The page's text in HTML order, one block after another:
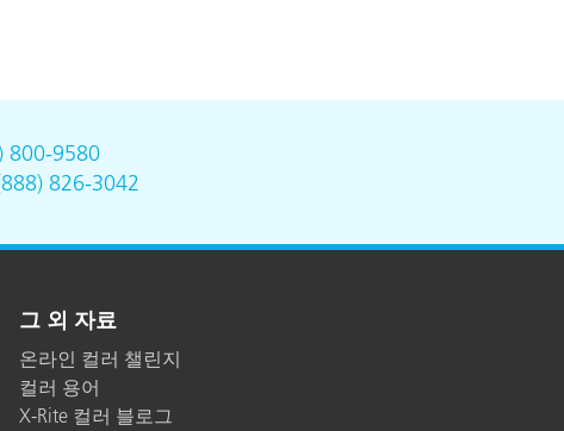
800-9580
826-3042
그 외 자료
온라인 컬러 챌린지
컬러 용어
X-Rite 컬러 블로그